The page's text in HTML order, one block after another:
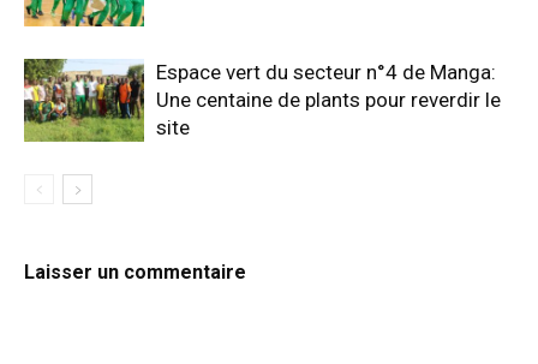
Espace vert du secteur n°4 de Manga:
Une centaine de plants pour reverdir le
site
Laisser un commentaire